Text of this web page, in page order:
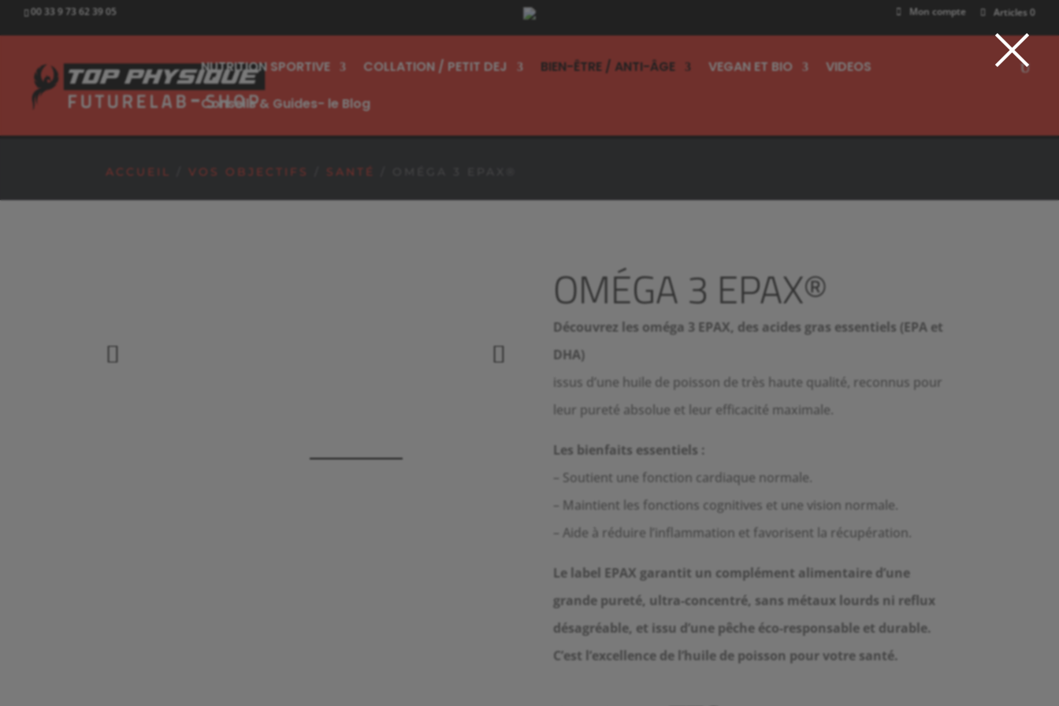
PRODUITS REMISÉS PAR 2 SUR LES ARTICLES SIGNALÉS PAR UNE PASTILLE ROUGE ! 🔴
00 33 9 73 62 39 05 Mon compte Articles 0
NUTRITION SPORTIVE COLLATION / PETIT DEJ BIEN-ÊTRE / ANTI-ÂGE VEGAN ET BIO VIDEOS
Conseils & Guides- le Blog
ACCUEIL VOS OBJECTIFS SANTÉ
OMÉGA 3 EPAX®
Découvrez les oméga 3 EPAX, des acides gras essentiels (EPA et
DHA)
issus d’une huile de poisson de très haute qualité, reconnus pour
leur pureté absolue et leur efficacité maximale.
Les bienfaits essentiels :
– Soutient une fonction cardiaque normale.
– Maintient les fonctions cognitives et une vision normale.
– Aide à réduire l’inflammation et favorisent la récupération.
Le label EPAX garantit un complément alimentaire d’une
grande pureté, ultra-concentré, sans métaux lourds ni reflux
désagréable, et issu d’une pêche éco-responsable et durable.
C’est l’excellence de l’huile de poisson pour votre santé.
×